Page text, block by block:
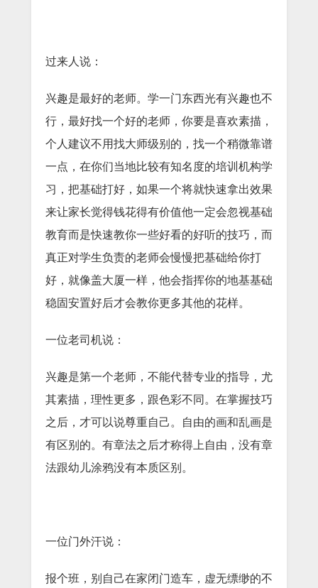
过来人说：
兴趣是最好的老师。学一门东西光有兴趣也不
行，最好找一个好的老师，你要是喜欢素描，
个人建议不用找大师级别的，找一个稍微靠谱
一点，在你们当地比较有知名度的培训机构学
习，把基础打好，如果一个将就快速拿出效果
来让家长觉得钱花得有价值他一定会忽视基础
教育而是快速教你一些好看的好听的技巧，而
真正对学生负责的老师会慢慢把基础给你打
好，就像盖大厦一样，他会指挥你的地基基础
稳固安置好后才会教你更多其他的花样。
一位老司机说：
兴趣是第一个老师，不能代替专业的指导，尤
其素描，理性更多，跟色彩不同。在掌握技巧
之后，才可以说尊重自己。自由的画和乱画是
有区别的。有章法之后才称得上自由，没有章
法跟幼儿涂鸦没有本质区别。
一位门外汗说：
报个班，别自己在家闭门造车，虚无缥缈的不